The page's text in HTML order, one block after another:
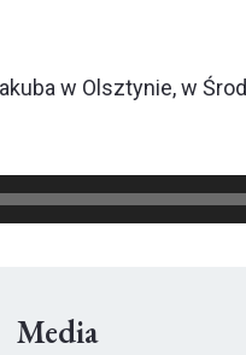
w Olsztynie, w
Media